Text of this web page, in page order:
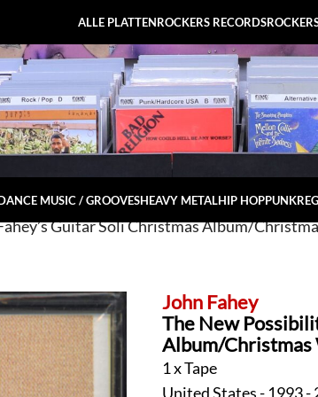
ALLE PLATTENROCKERS RECORDS
MUSIC / GROOVESHEAVY METALHIP HOPPUNK
Guitar Soli Christmas Album/
John Fahey
The New
Album/Christmas
1 x Tape
United States - 1993 -